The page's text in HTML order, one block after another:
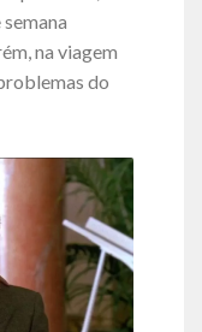
na viagem
do